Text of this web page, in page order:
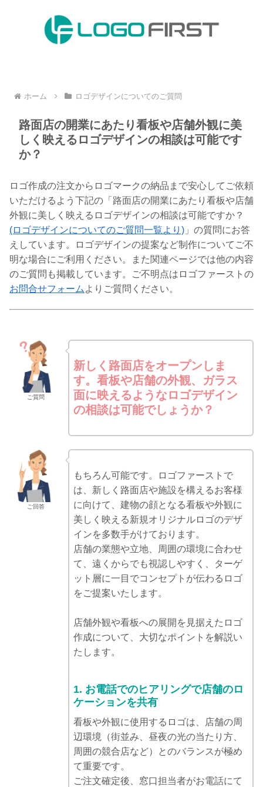
ホーム ロゴデザインについてのご質問
路面店の開業にあたり看板や店舗外観に美
しく映えるロゴデザインの相談は可能です
か？
ロゴ作成の注文からロゴマークの納品まで安心してご依頼
いただけるよう下記の「路面店の開業にあたり看板や店舗
外観に美しく映えるロゴデザインの相談は可能ですか？
(ロゴデザインについてのご質問一覧より) 」の質問にお答
えしています。ロゴデザインの提案など制作についてご不
明な場合にご利用ください。また関連ページでは他の内容
のご質問も掲載しています。ご不明点はロゴファーストの
お問合せフォーム よりご質問ください。
ご質問
新しく路面店をオープンしま
す。看板や店舗の外観、ガラス
面に映えるようなロゴデザイン
の相談は可能でしょうか？
ご回答
もちろん可能です。ロゴファーストで
は、新しく路面店や施設を構えるお客様
に向けて、建物の顔となる看板や外観に
美しく映える新規オリジナルロゴのデザ
インを多数手がけております。
店舗の業態や立地、周囲の環境に合わせ
て、遠くからでも視認しやすく、ターゲ
ット層に一目でコンセプトが伝わるロゴ
をご提案いたします。
店舗外観や看板への展開を見据えたロゴ
作成について、大切なポイントを解説い
たします。
1. お電話でのヒアリングで店舗のロ
ケーションを共有
看板や外観に使用するロゴは、店舗の周
辺環境（街並み、昼夜の光の当たり方、
周囲の競合店など）とのバランスが極め
て重要です。
ご注文確定後、窓口担当者がお電話にて